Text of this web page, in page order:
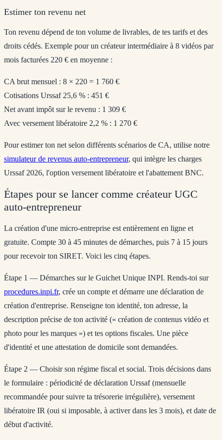
Estimer ton revenu net
Ton revenu dépend de ton volume de livrables, de tes tarifs et des
droits cédés. Exemple pour un créateur intermédiaire à 8 vidéos par
mois facturées 220 € en moyenne :
CA brut mensuel : 8 × 220 = 1 760 €
Cotisations Urssaf 25,6 % : 451 €
Net avant impôt sur le revenu : 1 309 €
Avec versement libératoire 2,2 % : 1 270 €
Pour estimer ton net selon différents scénarios de CA, utilise notre
simulateur de revenus auto-entrepreneur, qui intègre les charges
Urssaf 2026, l'option versement libératoire et l'abattement BNC.
Étapes pour se lancer comme créateur UGC
auto-entrepreneur
La création d'une micro-entreprise est entièrement en ligne et
gratuite. Compte 30 à 45 minutes de démarches, puis 7 à 15 jours
pour recevoir ton SIRET. Voici les cinq étapes.
Étape 1 — Démarches sur le Guichet Unique INPI. Rends-toi sur
procedures.inpi.fr, crée un compte et démarre une déclaration de
création d'entreprise. Renseigne ton identité, ton adresse, la
description précise de ton activité (« création de contenus vidéo et
photo pour les marques ») et tes options fiscales. Une pièce
d'identité et une attestation de domicile sont demandées.
Étape 2 — Choisir son régime fiscal et social. Trois décisions dans
le formulaire : périodicité de déclaration Urssaf (mensuelle
recommandée pour suivre ta trésorerie irrégulière), versement
libératoire IR (oui si imposable, à activer dans les 3 mois), et date de
début d'activité.